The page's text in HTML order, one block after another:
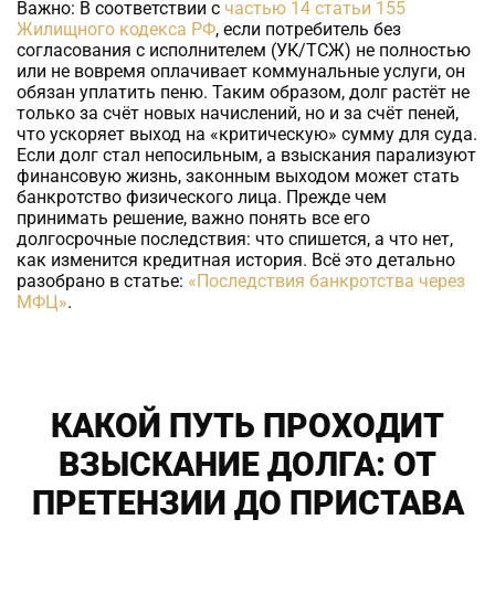
Важно: В соответствии с частью 14 статьи 155
Жилищного кодекса РФ, если потребитель без
согласования с исполнителем (УК/ТСЖ) не полностью
или не вовремя оплачивает коммунальные услуги, он
обязан уплатить пеню. Таким образом, долг растёт не
только за счёт новых начислений, но и за счёт пеней,
что ускоряет выход на «критическую» сумму для суда.
Если долг стал непосильным, а взыскания парализуют
финансовую жизнь, законным выходом может стать
банкротство физического лица. Прежде чем
принимать решение, важно понять все его
долгосрочные последствия: что спишется, а что нет,
как изменится кредитная история. Всё это детально
разобрано в статье: «Последствия банкротства через
МФЦ».
КАКОЙ ПУТЬ ПРОХОДИТ
ВЗЫСКАНИЕ ДОЛГА: ОТ
ПРЕТЕНЗИИ ДО ПРИСТАВА